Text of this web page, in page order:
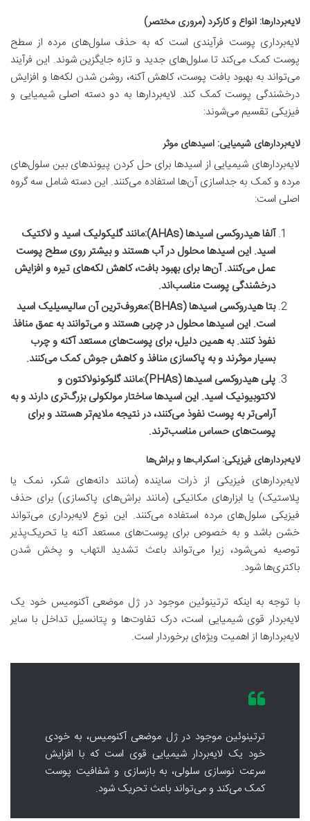
لایه‌بردارها: انواع و کارکرد (مروری مختصر)
لایه‌برداری پوست فرآیندی است که به حذف سلول‌های مرده از سطح
پوست کمک می‌کند تا سلول‌های جدید و تازه جایگزین شوند. این فرآیند
می‌تواند به بهبود بافت پوست، کاهش آکنه، روشن شدن لکه‌ها و افزایش
درخشندگی پوست کمک کند. لایه‌بردارها به دو دسته اصلی شیمیایی و
فیزیکی تقسیم می‌شوند:
لایه‌بردار‌های شیمیایی: اسیدهای موثر
لایه‌بردار‌های شیمیایی از اسیدها برای حل کردن پیوندهای بین سلول‌های
مرده و کمک به جداسازی آن‌ها استفاده می‌کنند. این دسته شامل سه گروه
اصلی است:
آلفا هیدروکسی اسیدها (AHAs):
مانند گلیکولیک اسید و لاکتیک
اسید. این اسیدها محلول در آب هستند و بیشتر روی سطح پوست
عمل می‌کنند. آن‌ها برای بهبود بافت، کاهش لکه‌های تیره و افزایش
درخشندگی پوست مناسب‌اند.
بتا هیدروکسی اسیدها (BHAs):
معروف‌ترین آن سالیسیلیک اسید
است. این اسیدها محلول در چربی هستند و می‌توانند به عمق منافذ
نفوذ کنند. به همین دلیل، برای پوست‌های مستعد آکنه و چرب
بسیار موثرند و به پاکسازی منافذ و کاهش جوش کمک می‌کنند.
پلی هیدروکسی اسیدها (PHAs):
مانند گلوکونولاکتون و
لاکتوبیونیک اسید. این اسیدها ساختار مولکولی بزرگ‌تری دارند و به
آرامی‌تر به پوست نفوذ می‌کنند، در نتیجه ملایم‌تر هستند و برای
پوست‌های حساس مناسب‌ترند.
لایه‌بردار‌های فیزیکی: اسکراب‌ها و براش‌ها
لایه‌بردار‌های فیزیکی از ذرات ساینده (مانند دانه‌های شکر، نمک یا
پلاستیک) یا ابزارهای مکانیکی (مانند براش‌های پاکسازی) برای حذف
فیزیکی سلول‌های مرده استفاده می‌کنند. این نوع لایه‌برداری می‌تواند
خشن باشد و به خصوص برای پوست‌های مستعد آکنه یا تحریک‌پذیر
توصیه نمی‌شود، زیرا می‌تواند باعث تشدید التهاب و پخش شدن
باکتری‌ها شود.
با توجه به اینکه ترتینوئین موجود در ژل موضعی آکنومیس خود یک
لایه‌بردار قوی شیمیایی است، درک تفاوت‌ها و پتانسیل تداخل با سایر
لایه‌بردارها از اهمیت ویژه‌ای برخوردار است.
ترتینوئین موجود در ژل موضعی آکنومیس، به خودی
خود یک لایه‌بردار شیمیایی قوی است که با افزایش
سرعت نوسازی سلولی، به بازسازی و شفافیت پوست
کمک می‌کند و می‌تواند باعث تحریک شود.